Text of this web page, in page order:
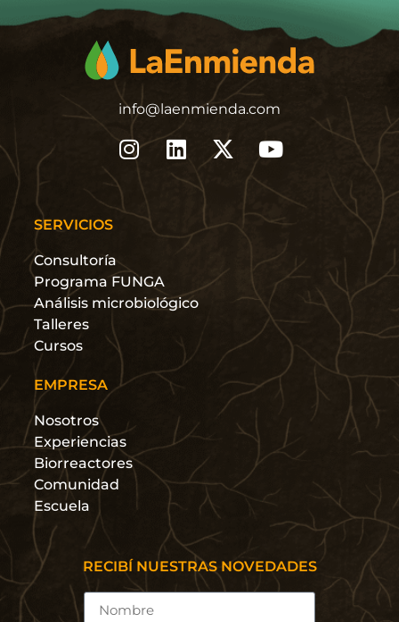
info@laenmienda.com
SERVICIOS
Consultoría
Programa FUNGA
Análisis microbiológico
Talleres
Cursos
EMPRESA
Nosotros
Experiencias
Biorreactores
Comunidad
Escuela
RECIBÍ NUESTRAS NOVEDADES